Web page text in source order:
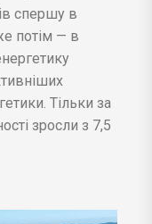
спершу в
потім — в
Тільки за
зросли з 7,5